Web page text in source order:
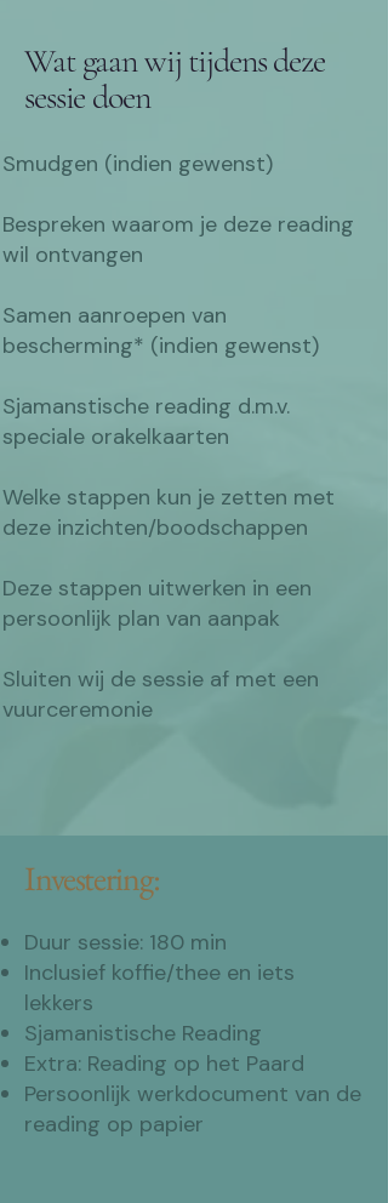
Wat gaan wij tijdens deze
sessie doen
Smudgen (indien gewenst)
Bespreken waarom je deze reading
wil ontvangen
Samen aanroepen van
bescherming* (indien gewenst)
​Sjamanstische reading d.m.v.
speciale orakelkaarten
​​Welke stappen kun je zetten met
deze inzichten/boodschappen
​Deze stappen uitwerken in een
persoonlijk plan van aanpak
Sluiten wij de sessie af met een
vuurceremonie
Investering:
Duur sessie: 180 min
Inclusief koffie/thee en iets
lekkers
Sjamanistische Reading
Extra: Reading op het Paard
Persoonlijk werkdocument van de
reading op papier